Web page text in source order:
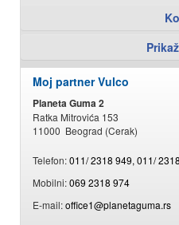
Moj partner Vulco
Planeta Guma 2
Ratka Mitrovića 153
11000 Beograd (Cerak)
Telefon:011/ 2318 949, 011/
Mobilni:069 2318 974
E-mail:office1@planetaguma.rs